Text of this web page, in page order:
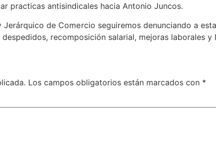
practicas antisindicales hacia Antonio Juncos.
de Comercio seguiremos denunciando a
recomposición salarial, mejoras laborales y
Los campos obligatorios están marcados con *